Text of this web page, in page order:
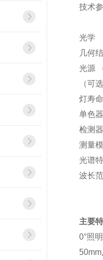
技术
光学
几何
光源
（可
灯寿
单色
检测
测量
光谱
波长
主要
0°照